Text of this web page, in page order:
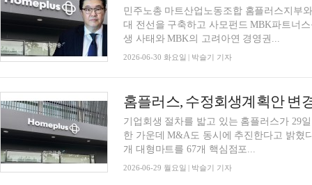
민주노총 마트산업노동조합 홈플러스지부
대 전선을 구축하고 사모펀드 MBK파트너
생 사태와 MBK의 고려아연 경영권...
2026-06-30 화요일 | 박슬기 기자
홈플러스, 수정회생계획안
기업회생 절차를 밟고 있는 홈플러스가 29
한 가운데 M&A도 동시에 추진한다고 밝혔
개 대형마트를 67개 핵심점포...
2026-06-29 월요일 | 박슬기 기자